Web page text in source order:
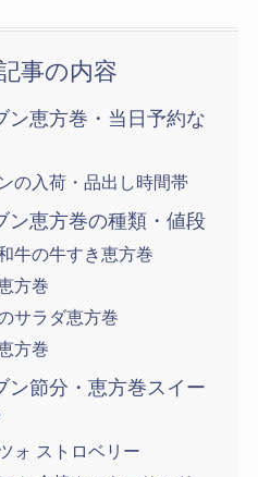
事の内容
ン恵方巻・当日予約な
の入荷・品出し時間帯
ン恵方巻の種類・値段
牛の牛すき恵方巻
方巻
サラダ恵方巻
方巻
ン節分・恵方巻スイー
ォ ストロベリー